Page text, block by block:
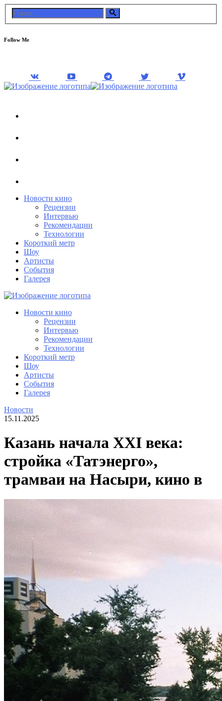
Follow Me
Новости кино
Рецензии
Интервью
Рекомендации
Технологии
Короткий метр
Шоу
Артисты
События
Галерея
Новости кино
Рецензии
Интервью
Рекомендации
Технологии
Короткий метр
Шоу
Артисты
События
Галерея
Новости
15.11.2025
Казань начала XXI века:
стройка «Татэнерго»,
трамваи на Насыри, кино в